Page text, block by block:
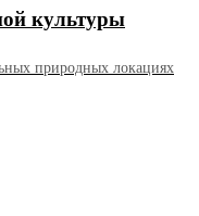
культуры
природных локациях